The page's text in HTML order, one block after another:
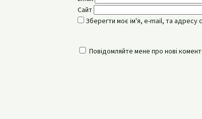
Сайт
Зберегти моє ім'я, e-mail, та адресу
Повідомляйте мене про нові